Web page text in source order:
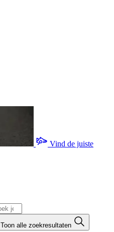
Vind de juiste
Toon alle zoekresultaten